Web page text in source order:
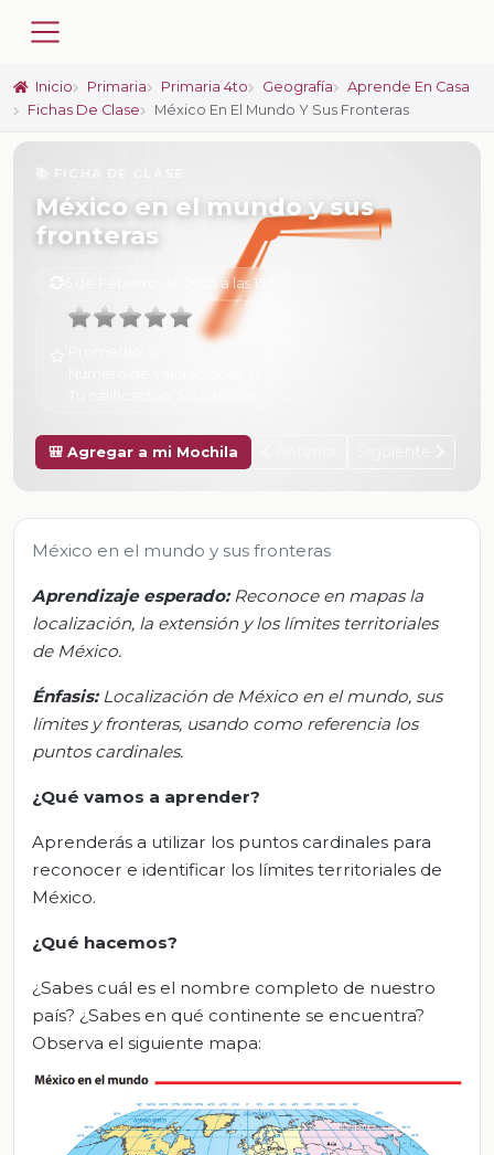
Inicio Primaria Primaria 4to Geografía
Aprende En Casa
Fichas De Clase
México En El Mundo Y Sus Fronteras
México en el mundo y sus
fronteras
6 de Febrero de 2025 a las 15:31
🎒 Agregar a mi Mochila
México en el mundo y sus fronteras
Aprendizaje esperado:Reconoce en mapas la
localización, la extensión y los límites territoriales
de México.
Énfasis:Localización de México en el mundo, sus
límites y fronteras, usando como referencia los
puntos cardinales.
¿Qué vamos a aprender?
Aprenderás a utilizar los puntos cardinales para
reconocer e identificar los límites territoriales de
México.
¿Qué hacemos?
¿Sabes cuál es el nombre completo de nuestro
país? ¿Sabes en qué continente se encuentra?
Observa el siguiente mapa: